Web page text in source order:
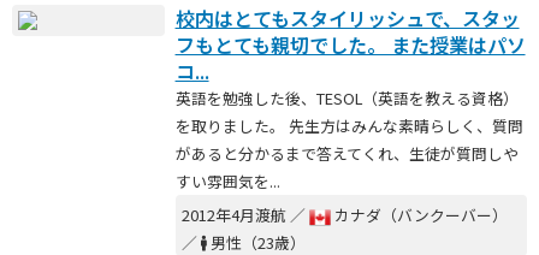
校内はとてもスタイリッシュで、スタッ
フもとても親切でした。 また授業はパソ
コ...
英語を勉強した後、TESOL（英語を教える資格）
を取りました。 先生方はみんな素晴らしく、質問
があると分かるまで答えてくれ、生徒が質問しや
すい雰囲気を...
2012年4月渡航 ／
カナダ（バンクーバー）
／ 男性（23歳）